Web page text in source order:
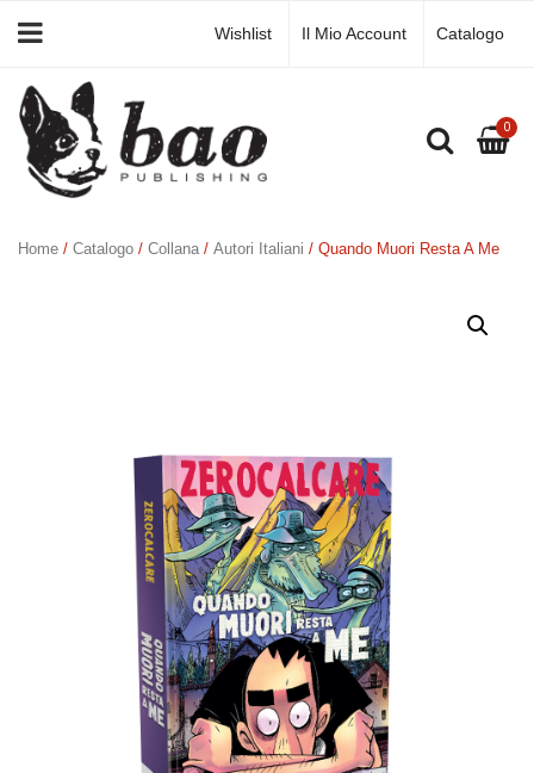
Wishlist Il Mio Account Catalogo
0
Home / Catalogo / Collana / Autori Italiani / Quando Muori Resta A Me